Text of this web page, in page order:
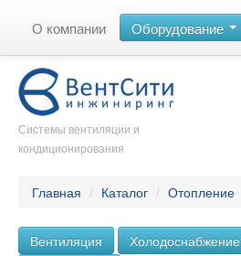
О компании Оборудование
Системы вентиляции и
кондиционирования
Главная / Каталог / Отопление
Вентиляция Холодоснабжение